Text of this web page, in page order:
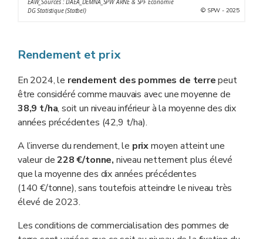
EAW_Sources : DAEA_DEMNA_SPW ARNE & SPF Économie
DG Statistique (Statbel)
© SPW - 2025
Rendement et prix
En 2024, le rendement des pommes de terrepeut
être considéré comme mauvais avec une moyenne de
38,9 t/ha, soit un niveau inférieur à la moyenne des dix
années précédentes (42,9 t/ha).
A l’inverse du rendement, le prixmoyen atteint une
valeur de228 €/tonne, niveau nettement plus élevé
que la moyenne des dix années précédentes
(140 €/tonne), sans toutefois atteindre le niveau très
élevé de 2023.
Les conditions de commercialisation des pommes de